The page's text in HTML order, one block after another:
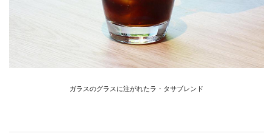
ガラスのグラスに注がれたラ・タサブレンド